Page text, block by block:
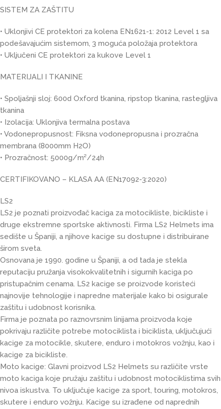
SISTEM ZA ZAŠTITU
• Uklonjivi CE protektori za kolena EN1621-1: 2012 Level 1 sa
podešavajućim sistemom, 3 moguća položaja protektora
• Uključeni CE protektori za kukove Level 1
MATERIJALI I TKANINE
• Spoljašnji sloj: 600d Oxford tkanina, ripstop tkanina, rastegljiva
tkanina
• Izolacija: Uklonjiva termalna postava
• Vodonepropusnost: Fiksna vodonepropusna i prozračna
membrana (8000mm H2O)
• Prozračnost: 5000g/m²/24h
CERTIFIKOVANO – KLASA AA (EN17092-3:2020)
LS2
LS2 je poznati proizvođač kaciga za motocikliste, bicikliste i
druge ekstremne sportske aktivnosti. Firma LS2 Helmets ima
sedište u Španiji, a njihove kacige su dostupne i distribuirane
širom sveta.
Osnovana je 1990. godine u Španiji, a od tada je stekla
reputaciju pružanja visokokvalitetnih i sigurnih kaciga po
pristupačnim cenama. LS2 kacige se proizvode koristeći
najnovije tehnologije i napredne materijale kako bi osigurale
zaštitu i udobnost korisnika.
Firma je poznata po raznovrsnim linijama proizvoda koje
pokrivaju različite potrebe motociklista i biciklista, uključujući
kacige za motocikle, skutere, enduro i motokros vožnju, kao i
kacige za bicikliste.
Moto kacige: Glavni proizvod LS2 Helmets su različite vrste
moto kaciga koje pružaju zaštitu i udobnost motociklistima svih
nivoa iskustva. To uključuje kacige za sport, touring, motokros,
skutere i enduro vožnju. Kacige su izrađene od naprednih